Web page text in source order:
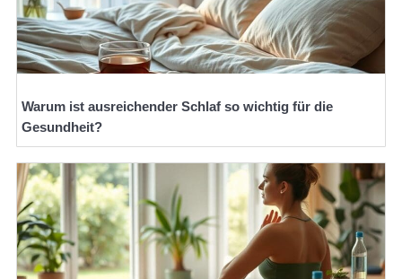
Warum ist ausreichender Schlaf so wichtig für die
Gesundheit?